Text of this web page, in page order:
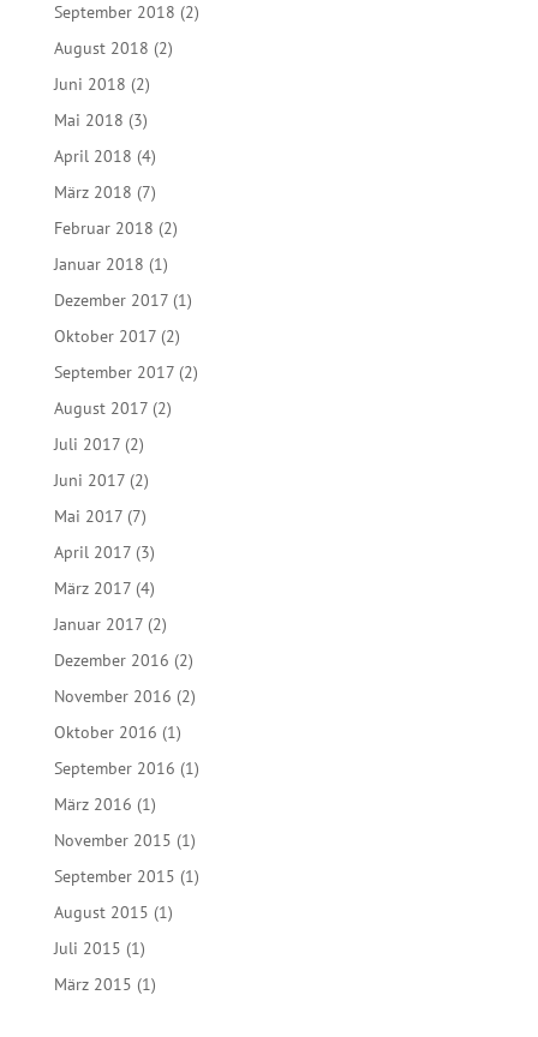
September 2018 (2)
August 2018 (2)
Juni 2018 (2)
Mai 2018 (3)
April 2018 (4)
März 2018 (7)
Februar 2018 (2)
Januar 2018 (1)
Dezember 2017(1)
Oktober 2017(2)
September 2017(2)
August 2017(2)
Juli 2017(2)
Juni 2017(2)
Mai 2017(7)
April 2017(3)
März 2017(4)
Januar 2017(2)
Dezember 2016 (2)
November 2016 (2)
Oktober 2016 (1)
September 2016 (1)
März 2016 (1)
November 2015 (1)
September 2015 (1)
August 2015 (1)
Juli 2015 (1)
März 2015 (1)